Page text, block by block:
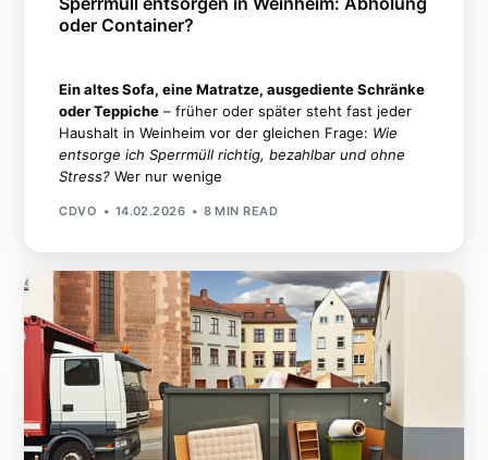
oder Container?
Ein altes Sofa, eine Matratze, ausgediente Schränke
oder Teppiche – früher oder später steht fast jeder
Haushalt in Weinheim vor der gleichen Frage: Wie
entsorge ich Sperrmüll richtig, bezahlbar und ohne
Stress? Wer nur wenige
CDVO 14.02.2026 8 MIN READ